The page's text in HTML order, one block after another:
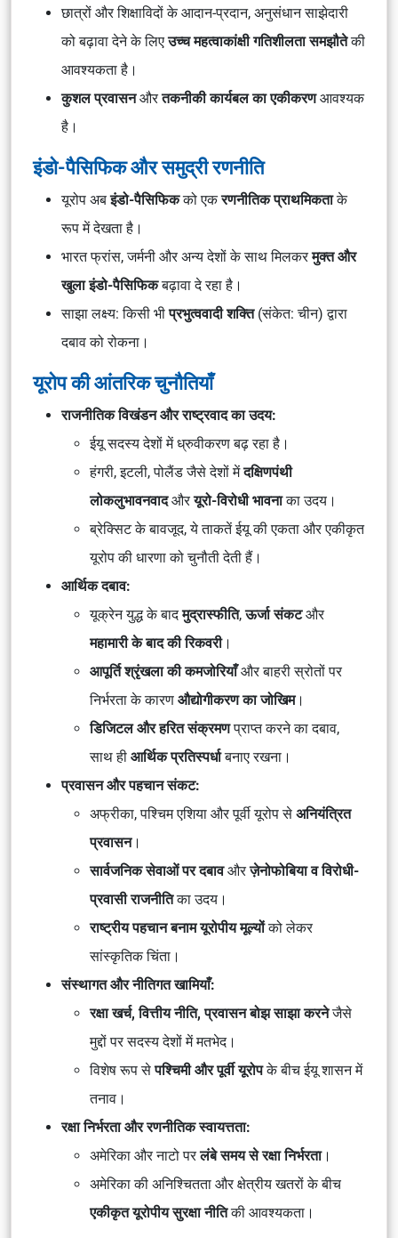
छात्रों और शिक्षाविदों के आदान-प्रदान, अनुसंधान साझेदारी
को बढ़ावा देने के लिएउच्च महत्वाकांक्षी गतिशीलता समझौतेकी
आवश्यकता है।
कुशल प्रवासनऔरतकनीकी कार्यबल का एकीकरणआवश्यक
है।
इंडो-पैसिफिक और समुद्री रणनीति
यूरोप अबइंडो-पैसिफिकको एकरणनीतिक प्राथमिकताके
रूप में देखता है।
भारत फ्रांस, जर्मनी और अन्य देशों के साथ मिलकरमुक्त और
खुला इंडो-पैसिफिकबढ़ावा दे रहा है।
साझा लक्ष्य: किसी भीप्रभुत्ववादी शक्ति(संकेत: चीन) द्वारा
दबाव को रोकना।
यूरोप की आंतरिक चुनौतियाँ
राजनीतिक विखंडन और राष्ट्रवाद का उदय:
ईयू सदस्य देशों में ध्रुवीकरण बढ़ रहा है।
हंगरी, इटली, पोलैंड जैसे देशों मेंदक्षिणपंथी
लोकलुभावनवादऔरयूरो-विरोधी भावनाका उदय।
ब्रेक्सिट के बावजूद, ये ताकतें ईयू की एकता और एकीकृत
यूरोप की धारणा को चुनौती देती हैं।
आर्थिक दबाव:
यूक्रेन युद्ध के बादमुद्रास्फीति,ऊर्जा संकटऔर
महामारी के बाद की रिकवरी।
आपूर्ति श्रृंखला की कमजोरियाँऔर बाहरी स्रोतों पर
निर्भरता के कारण औद्योगीकरण का जोखिम।
डिजिटल और हरित संक्रमणप्राप्त करने का दबाव,
साथ ही आर्थिक प्रतिस्पर्धाबनाए रखना।
प्रवासन और पहचान संकट:
अफ्रीका, पश्चिम एशिया और पूर्वी यूरोप से अनियंत्रित
प्रवासन।
सार्वजनिक सेवाओं पर दबावऔरज़ेनोफोबिया व विरोधी-
प्रवासी राजनीतिका उदय।
राष्ट्रीय पहचान बनाम यूरोपीय मूल्योंको लेकर
सांस्कृतिक चिंता।
संस्थागत और नीतिगत खामियाँ:
रक्षा खर्च, वित्तीय नीति, प्रवासन बोझ साझा करनेजैसे
मुद्दों पर सदस्य देशों में मतभेद।
विशेष रूप सेपश्चिमी और पूर्वी यूरोपके बीच ईयू शासन में
तनाव।
रक्षा निर्भरता और रणनीतिक स्वायत्तता:
अमेरिका और नाटो परलंबे समय से रक्षा निर्भरता।
अमेरिका की अनिश्चितता और क्षेत्रीय खतरों के बीच
एकीकृत यूरोपीय सुरक्षा नीतिकी आवश्यकता।